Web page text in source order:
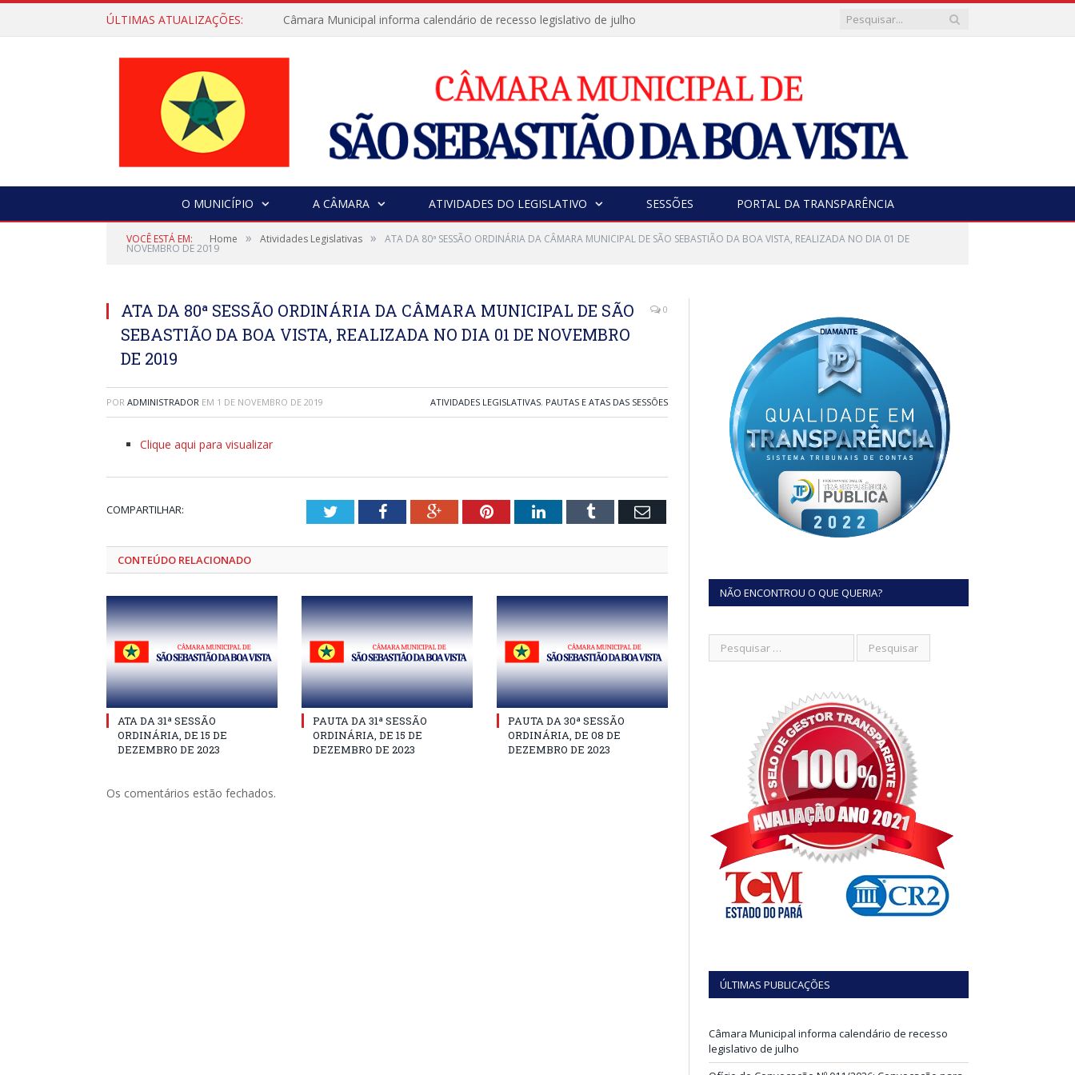
ÚLTIMAS ATUALIZAÇÕES: Câmara Municipal informa calendário de recesso legislativo de julho
O MUNICÍPIO A CÂMARA ATIVIDADES DO LEGISLATIVO SESSÕES PORTAL DA TRANSPARÊNCIA
VOCÊ ESTÁ EM: Home » Atividades Legislativas » ATA DA 80ª SESSÃO ORDINÁRIA DA CÂMARA MUNICIPAL DE SÃO SEBASTIÃO DA BOA VISTA, REALIZADA NO DIA 01 DE
NOVEMBRO DE 2019
ATA DA 80ª SESSÃO ORDINÁRIA DA CÂMARA MUNICIPAL DE SÃO
SEBASTIÃO DA BOA VISTA, REALIZADA NO DIA 01 DE NOVEMBRO
DE 2019
0
POR ADMINISTRADOR EM 1 DE NOVEMBRO DE 2019 ATIVIDADES LEGISLATIVAS, PAUTAS E ATAS DAS SESSÕES
Clique aqui para visualizar
COMPARTILHAR: TwitterFacebookGoogle+PinterestLinkedInTumblr Email
CONTEÚDO RELACIONADO
ATA DA 31ª SESSÃO
ORDINÁRIA, DE 15 DE
DEZEMBRO DE 2023
PAUTA DA 31ª SESSÃO
ORDINÁRIA, DE 15 DE
DEZEMBRO DE 2023
PAUTA DA 30ª SESSÃO
ORDINÁRIA, DE 08 DE
DEZEMBRO DE 2023
Os comentários estão fechados.
NÃO ENCONTROU O QUE QUERIA?
ÚLTIMAS PUBLICAÇÕES
Câmara Municipal informa calendário de recesso
legislativo de julho